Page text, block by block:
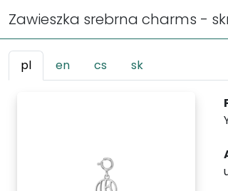
Zawieszka srebrna charms -
pl en cs sk